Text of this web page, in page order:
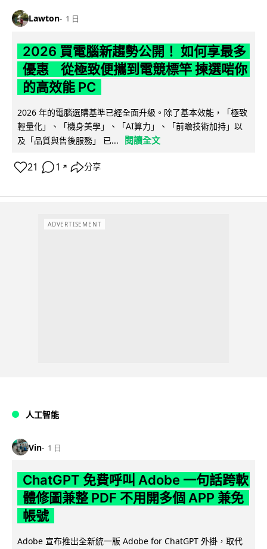
Lawton 1 日
2026 買電腦新趨勢公開！ 如何享最多
優惠 從極致便攜到電競標竿 揀選啱你
的高效能 PC
2026 年的電腦選購基準已經全面升級。除了基本效能，「極致
輕量化」、「機身美學」、「AI算力」、「前瞻技術加持」以
及「品質與售後服務」 已...
閱讀全文
21 1 ↗ 分享
ADVERTISEMENT
人工智能
Vin 1 日
ChatGPT 免費呼叫 Adobe 一句話跨軟
體修圖兼整 PDF 不用開多個 APP 兼免
帳號
Adobe 宣布推出全新統一版 Adobe for ChatGPT 外掛，取代